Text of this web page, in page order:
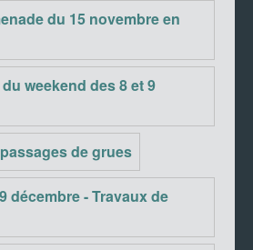
du 15 novembre en
weekend des 8 et 9
de grues
décembre - Travaux de